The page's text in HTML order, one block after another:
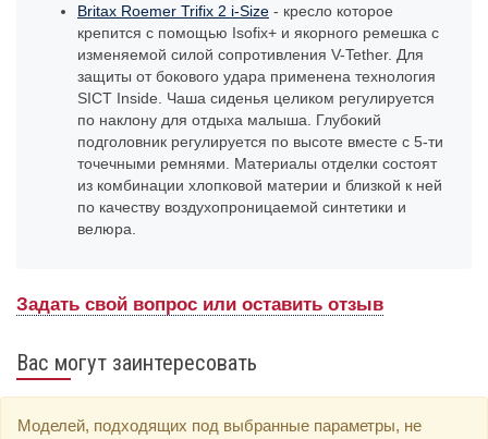
Britax Roemer Trifix 2 i-Size - кресло которое
крепится с помощью Isofix+ и якорного ремешка с
изменяемой силой сопротивления V-Tether. Для
защиты от бокового удара применена технология
SICT Inside. Чаша сиденья целиком регулируется
по наклону для отдыха малыша. Глубокий
подголовник регулируется по высоте вместе с 5-ти
точечными ремнями. Материалы отделки состоят
из комбинации хлопковой материи и близкой к ней
по качеству воздухопроницаемой синтетики и
велюра.
Задать свой вопрос или оставить отзыв
Вас могут заинтересовать
Моделей, подходящих под выбранные параметры, не